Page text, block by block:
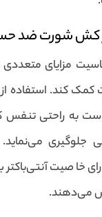
از کش شورت ضد
مزایای متعددی
کمک کند. استفاده
به راحتی تنفس
جلوگیری
خاصیت
می‌دهند.